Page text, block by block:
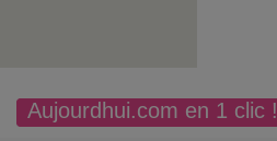
Aujourdhui.com en 1 clic !